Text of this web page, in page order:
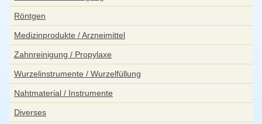
Datenschutzerklärung
Sitemap
Röntgen
Medizinprodukte / Arzneimittel
Zahnreinigung / Propylaxe
Wurzelinstrumente / Wurzelfüllung
Nahtmaterial / Instrumente
Diverses